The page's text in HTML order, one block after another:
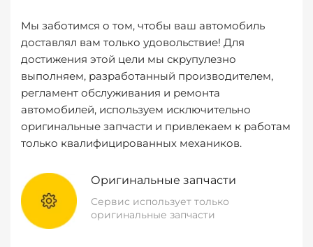
Мы заботимся о том, чтобы ваш автомобиль
доставлял вам только удовольствие! Для
достижения этой цели мы скрупулезно
выполняем, разработанный производителем,
регламент обслуживания и ремонта
автомобилей, используем исключительно
оригинальные запчасти и привлекаем к работам
только квалифицированных механиков.
Оригинальные запчасти
Сервис использует только
оригинальные запчасти